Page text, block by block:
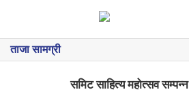
ताजा सामग्री
समिट साहित्य महोत्सव सम्पन्न